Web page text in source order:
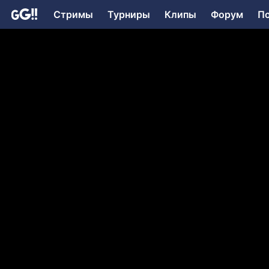
Стримы Турниры Клипы Форум